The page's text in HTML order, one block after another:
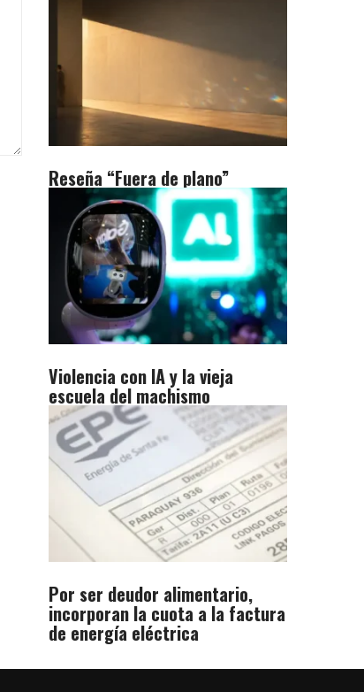
Reseña “Fuera de plano”
Violencia con IA y la vieja
escuela del machismo
Por ser deudor alimentario,
incorporan la cuota a la factura
de energía eléctrica